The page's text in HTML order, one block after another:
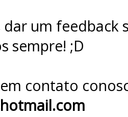
dar um
sempre! ;D
contato